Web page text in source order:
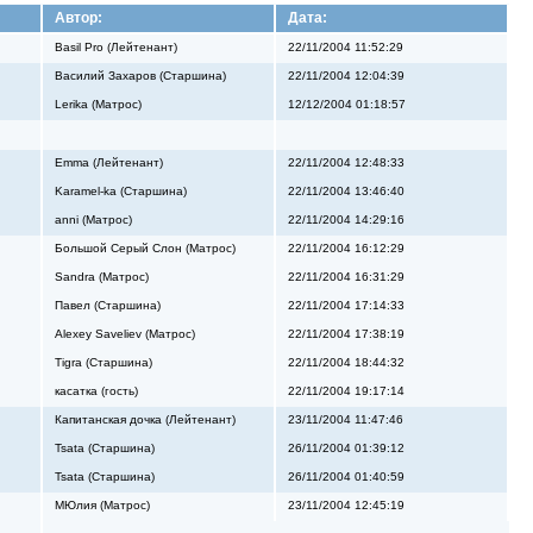
Автор:
Дата:
Basil Pro (Лейтенант) 22/11/2004 11:52:29
Василий Захаров (Старшина) 22/11/2004 12:04:39
Lerika (Матрос) 12/12/2004 01:18:57
Emma (Лейтенант) 22/11/2004 12:48:33
Karamel-ka (Старшина) 22/11/2004 13:46:40
anni (Матрос) 22/11/2004 14:29:16
Большой Серый Слон (Матрос) 22/11/2004 16:12:29
Sandra (Матрос) 22/11/2004 16:31:29
Павел (Старшина) 22/11/2004 17:14:33
Alexey Saveliev (Матрос) 22/11/2004 17:38:19
Tigra (Старшина) 22/11/2004 18:44:32
касатка (гость) 22/11/2004 19:17:14
Капитанская дочка (Лейтенант) 23/11/2004 11:47:46
Tsata (Старшина) 26/11/2004 01:39:12
Tsata (Старшина) 26/11/2004 01:40:59
МЮлия (Матрос) 23/11/2004 12:45:19